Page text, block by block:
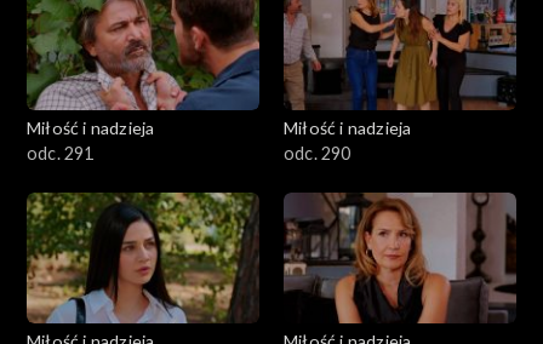
Miłość i nadzieja
odc. 291
Miłość i nadzieja
odc. 290